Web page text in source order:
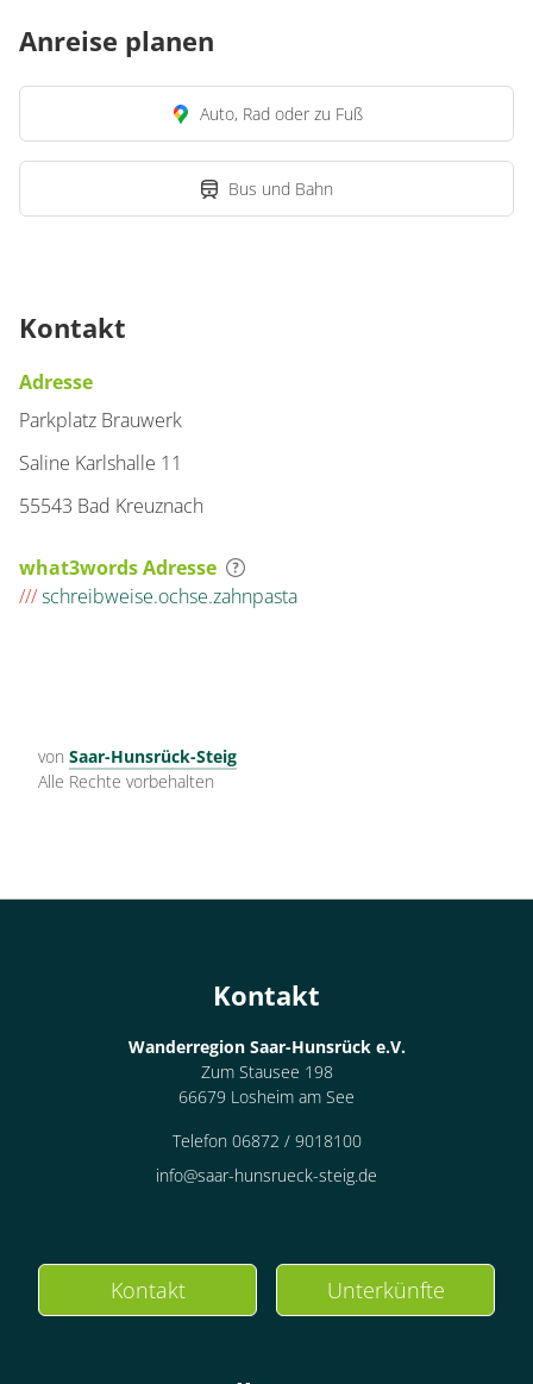
Anreise planen
Auto, Rad oder zu Fuß
Bus und Bahn
Kontakt
Adresse
Parkplatz Brauwerk
Saline Karlshalle 11
55543 Bad Kreuznach
what3words Adresse
///schreibweise.ochse.zahnpasta
von Saar-Hunsrück-Steig
Alle Rechte vorbehalten
Kontakt
Wanderregion Saar-Hunsrück e.V.
Zum Stausee 198
66679 Losheim am See
Telefon 06872 / 9018100
info@saar-hunsrueck-steig.de
Kontakt Unterkünfte